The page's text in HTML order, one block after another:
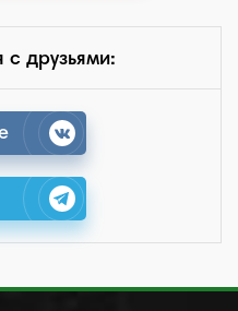
с друзьями: